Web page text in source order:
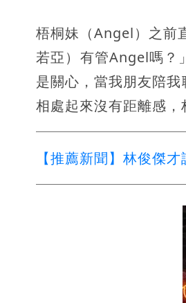
梧桐妹（Angel）之前
若亞）有管Angel嗎？
是關心，當我朋友陪
相處起來沒有距離感，
【推薦新聞】林俊傑